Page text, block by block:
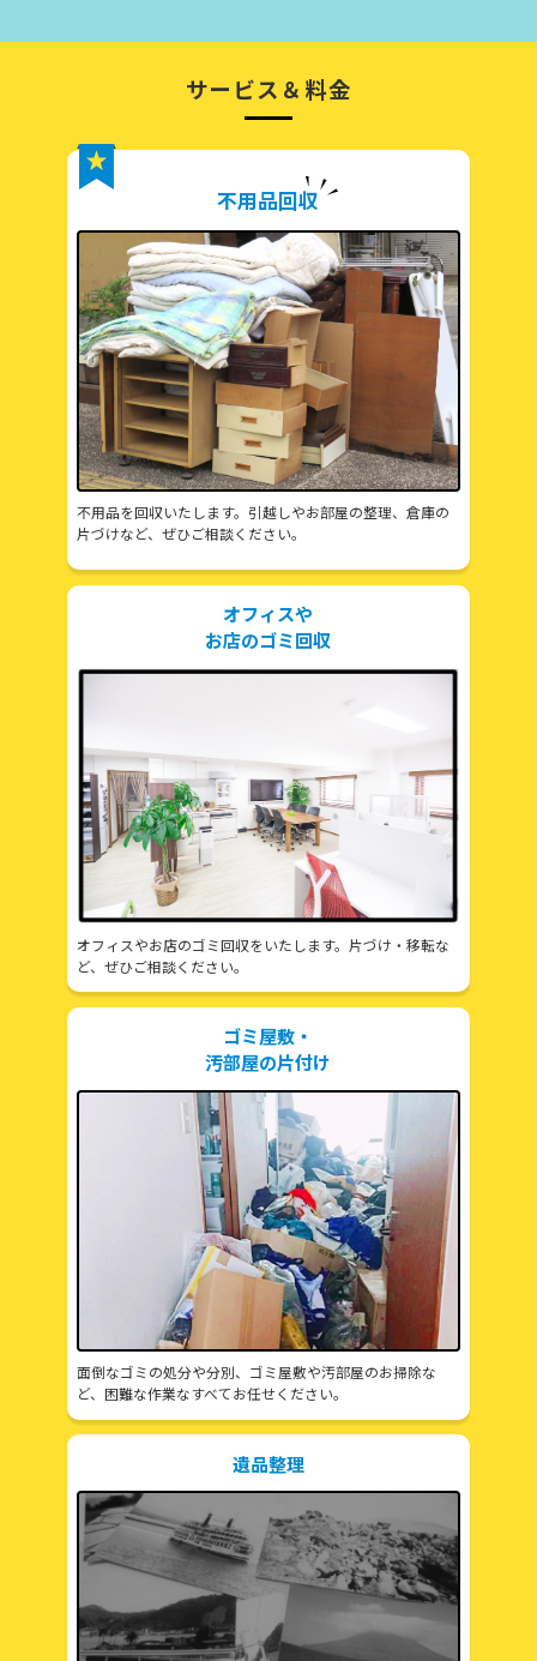
サービス＆料金
不用品回収
不用品を回収いたします。引越しやお部屋の整理、倉庫の
片づけなど、ぜひご相談ください。
オフィスや
お店のゴミ回収
オフィスやお店のゴミ回収をいたします。片づけ・移転な
ど、ぜひご相談ください。
ゴミ屋敷・
汚部屋の片付け
面倒なゴミの処分や分別、ゴミ屋敷や汚部屋のお掃除な
ど、困難な作業なすべてお任せください。
遺品整理